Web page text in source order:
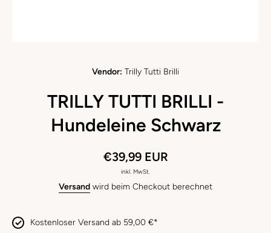
Vendor: Trilly Tutti Brilli
TRILLY TUTTI BRILLI -
Hundeleine Schwarz
€39,99 EUR
inkl. MwSt.
Versand wird beim Checkout berechnet
Kostenloser Versand ab 59,00 €*